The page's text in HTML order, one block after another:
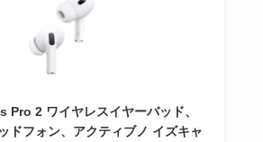
2 ワイヤレスイヤーバッド、
ドフォン、アクティブノ イズキャ